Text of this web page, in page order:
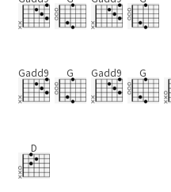
Gadd9 G Gadd9 G
D